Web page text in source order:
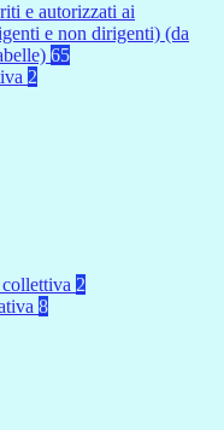
e autorizzati ai
e non dirigenti) (da
65
2
2
8